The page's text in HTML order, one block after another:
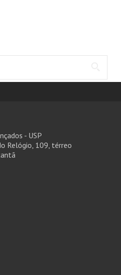
- USP
Relógio, 109, térreo